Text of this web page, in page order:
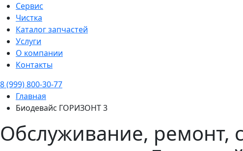
Сервис
Чистка
Каталог запчастей
Услуги
О компании
Контакты
8 (999) 800-30-77
Главная
Биодевайс ГОРИЗОНТ 3
Обслуживание, ремонт,